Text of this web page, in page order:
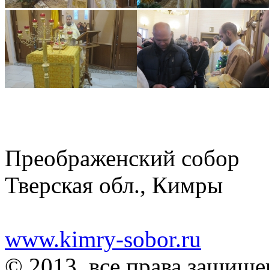
Преображенский собор
Тверская обл., Кимры
www.kimry-sobor.ru